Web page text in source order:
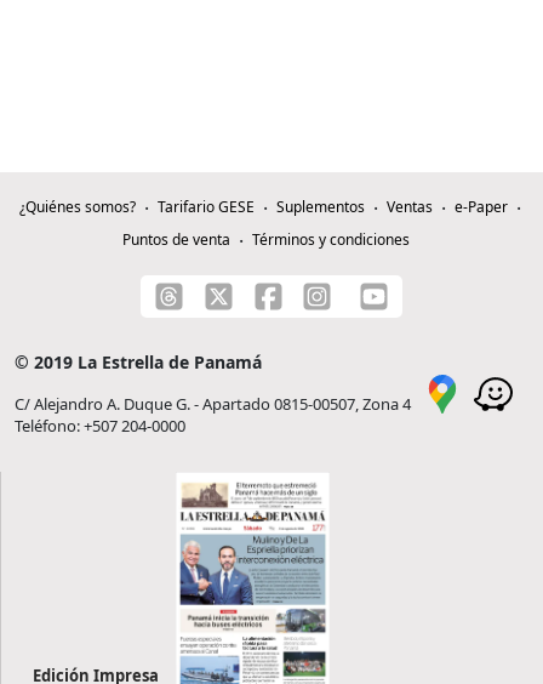
¿Quiénes somos? Tarifario GESE Suplementos Ventas
e-Paper
Puntos de venta
Términos y condiciones
© 2019 La Estrella de Panamá
C/ Alejandro A. Duque G. - Apartado 0815-00507, Zona 4
Teléfono: +507 204-0000
Edición Impresa